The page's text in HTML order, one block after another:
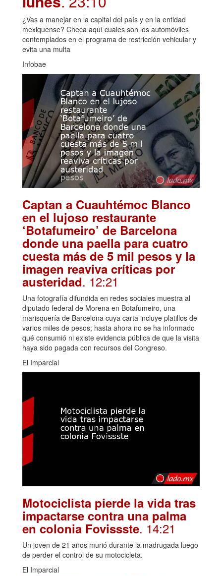
¿Vas a manejar en la capital del país y en la entidad
mexiquense? Checa aquí cuales son los automóviles
contemplados en el programa de restricción vehicular y
evita una multa
Infobae
Captan a Cuauhtémoc Blanco
en el lujoso restaurante
‘Botafumeiro’ de Barcelona
donde una paella para cuatro
cuesta más de 5 mil pesos y la
imagen reaviva críticas por
austeridad. 12:21
Una fotografía difundida en redes sociales muestra al
diputado federal de Morena en Botafumeiro, una
marisquería de Barcelona cuya carta incluye platillos de
varios miles de pesos; hasta ahora no se ha informado
qué consumió ni existe evidencia pública de que la visita
haya sido pagada con recursos del Congreso.
El Imparcial
Motociclista pierde la vida tras
impactarse contra una palma
en colonia Fovissste. 14:21
Un joven de 21 años murió durante la madrugada luego
de perder el control de su motocicleta.
El Imparcial